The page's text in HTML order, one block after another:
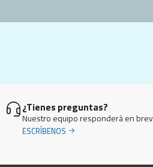
¿Tienes preguntas?
Nuestro equipo responderá en
ESCRÍBENOS